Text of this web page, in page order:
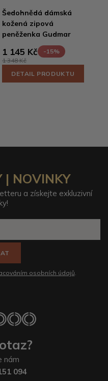
Šedohnědá dámská
kožená zipová
peněženka Gudmar
1 145 Kč
-15%
1 348 Kč
DETAIL PRODUKTU
| NOVINKY
a získejte exkluzivní
osobních údajů
nám
094